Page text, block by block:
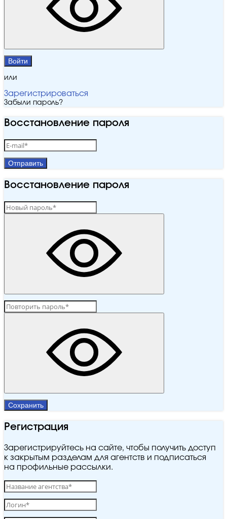
Войти
или
Зарегистрироваться
Забыли пароль?
Восстановление пароля
Отправить
Восстановление пароля
Сохранить
Регистрация
Зарегистрируйтесь на сайте, чтобы получить доступ
к закрытым разделам для агентств и подписаться
на профильные рассылки.